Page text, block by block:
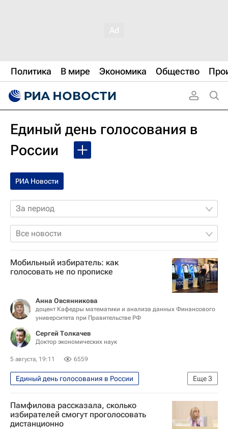
Политика В мире Экономика Общество
Единый день голосования в
России
РИА Новости
За период
Все новости
Мобильный избиратель: как
голосовать не по прописке
Анна Овсянникова
доцент Кафедры математики и анализа данных Финансового
университета при Правительстве РФ
Сергей Толкачев
Доктор экономических наук
5 августа, 19:11 6559
Еще3
Единый день голосования в России
Политика
Россия Голосование
Памфилова рассказала, сколько
избирателей смогут проголосовать
дистанционно